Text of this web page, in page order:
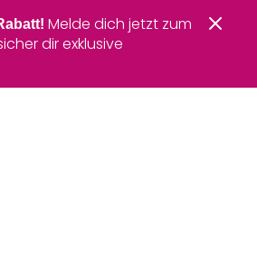
Melde dich jetzt zum
dir exklusive